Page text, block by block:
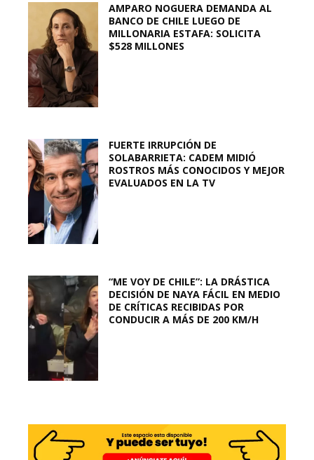
AMPARO NOGUERA DEMANDA AL
BANCO DE CHILE LUEGO DE
MILLONARIA ESTAFA: SOLICITA
$528 MILLONES
FUERTE IRRUPCIÓN DE
SOLABARRIETA: CADEM MIDIÓ
ROSTROS MÁS CONOCIDOS Y MEJOR
EVALUADOS EN LA TV
“ME VOY DE CHILE”: LA DRÁSTICA
DECISIÓN DE NAYA FÁCIL EN MEDIO
DE CRÍTICAS RECIBIDAS POR
CONDUCIR A MÁS DE 200 KM/H